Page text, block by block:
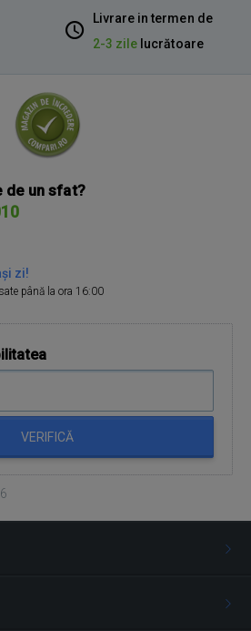
Livrare in termen de
2-3 zile lucrătoare
de un sfat?
zi!
până la ora 16:00
VERIFICĂ